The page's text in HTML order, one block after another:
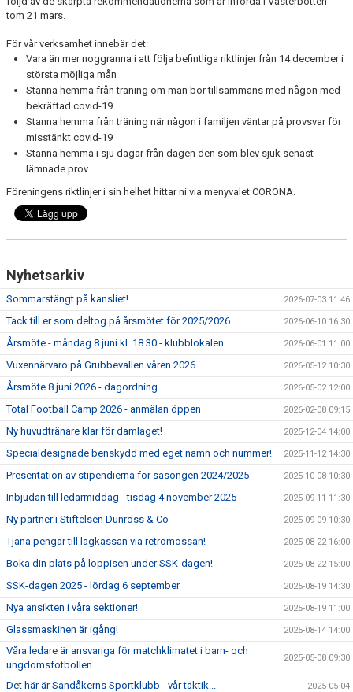
SCHEMA ALLA LAG
KONTAKT
tom 21 mars.
För vår verksamhet innebär det:
Vara än mer noggranna i att följa befintliga riktlinjer från 14 december i
största möjliga mån
Stanna hemma från träning om man bor tillsammans med någon med
bekräftad covid-19
Stanna hemma från träning när någon i familjen väntar på provsvar för
misstänkt covid-19
Stanna hemma i sju dagar från dagen den som blev sjuk senast
lämnade prov
Föreningens riktlinjer i sin helhet hittar ni via menyvalet CORONA.
Nyhetsarkiv
Sommarstängt på kansliet! 2026-07-03 11:46
Tack till er som deltog på årsmötet för 2025/2026 2026-06-10 16:30
Årsmöte - måndag 8 juni kl. 18.30 - klubblokalen 2026-06-01 11:00
Vuxennärvaro på Grubbevallen våren 2026 2026-05-12 10:30
Årsmöte 8 juni 2026 - dagordning 2026-05-02 12:00
Total Football Camp 2026 - anmälan öppen 2026-02-08 09:15
Ny huvudtränare klar för damlaget! 2025-12-04 14:00
Specialdesignade benskydd med eget namn och nummer! 2025-11-12 14:30
Presentation av stipendierna för säsongen 2024/2025 2025-10-08 10:30
Inbjudan till ledarmiddag - tisdag 4 november 2025 2025-09-11 11:30
Ny partner i Stiftelsen Dunross & Co 2025-09-09 10:30
Tjäna pengar till lagkassan via retromössan! 2025-08-22 16:00
Boka din plats på loppisen under SSK-dagen! 2025-08-22 15:00
SSK-dagen 2025 - lördag 6 september 2025-08-19 14:30
Nya ansikten i våra sektioner! 2025-08-19 11:00
Glassmaskinen är igång! 2025-08-14 14:00
Våra ledare är ansvariga för matchklimatet i barn- och
ungdomsfotbollen
2025-05-08 09:30
Det här är Sandåkerns Sportklubb - vår taktik... 2025-05-04